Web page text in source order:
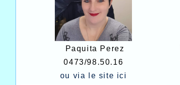
Paquita Perez
0473/98.50.16
ou via le site ici